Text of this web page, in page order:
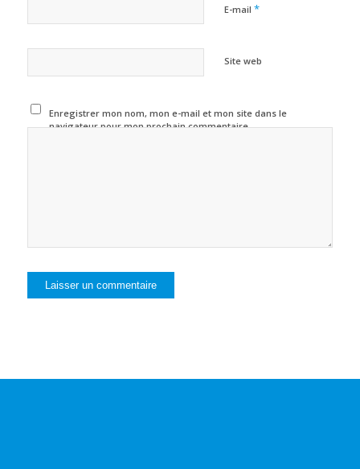
E-mail *
Site web
Enregistrer mon nom, mon e-mail et mon site dans le
navigateur pour mon prochain commentaire.